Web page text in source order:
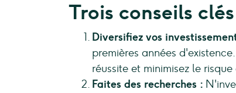
Trois conseils
Diversifiez vos
premières années
réussite et minimisez le
Faites des recherches :